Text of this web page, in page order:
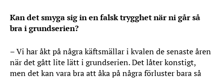
Kan det smyga sig in en falsk trygghet när ni går så
bra i grundserien?
– Vi har åkt på några käftsmällar i kvalen de senaste åren
när det gått lite lätt i grundserien. Det låter konstigt,
men det kan vara bra att åka på några förluster bara så